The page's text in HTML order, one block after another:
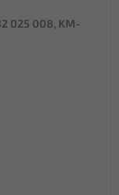
025 008, KM-